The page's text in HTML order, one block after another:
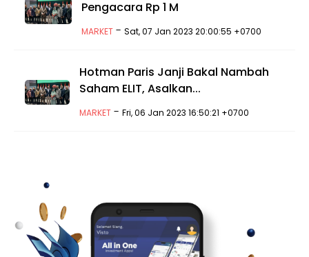
Pengacara Rp 1 M
MARKET- Sat, 07 Jan 2023 20:00:55 +0700
Hotman Paris Janji Bakal Nambah
Saham ELIT, Asalkan...
MARKET -Fri, 06 Jan 2023 16:50:21 +0700